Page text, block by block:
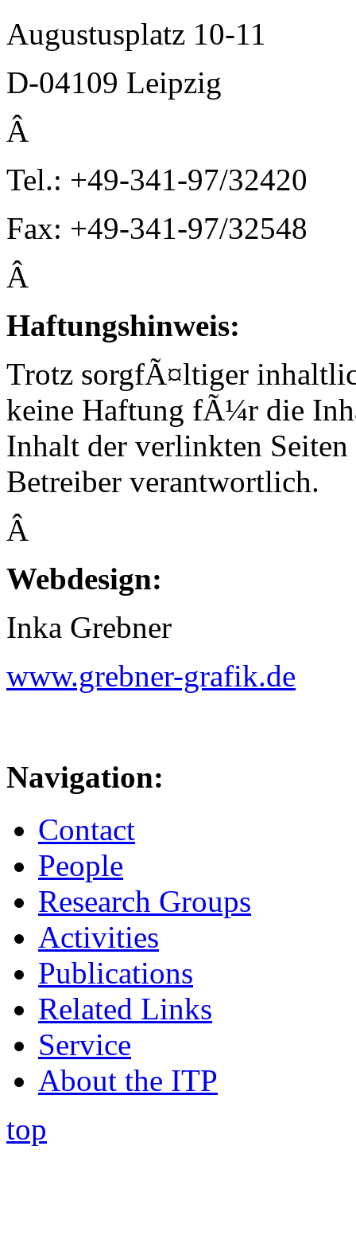
Augustusplatz 10-11
D-04109 Leipzig
Â
Tel.: +49-341-97/32420
Fax: +49-341-97/32548
Â
Haftungshinweis:
Trotz sorgfÃ¤ltiger
keine Haftung fÃ¼r die
Inhalt der verlinkten
Betreiber verantwortlich.
Â
Webdesign:
Inka Grebner
www.grebner-grafik.de
Navigation:
Contact
People
Research Groups
Activities
Publications
Related Links
Service
About the ITP
top